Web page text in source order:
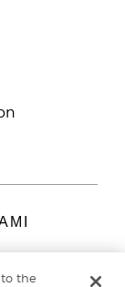
to the